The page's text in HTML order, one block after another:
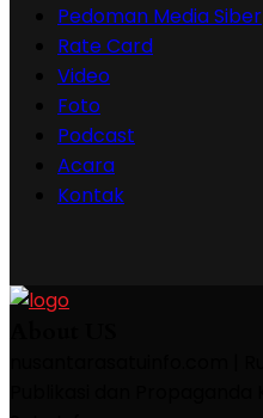
Pedoman Media Siber
Rate Card
Video
Foto
Podcast
Acara
Kontak